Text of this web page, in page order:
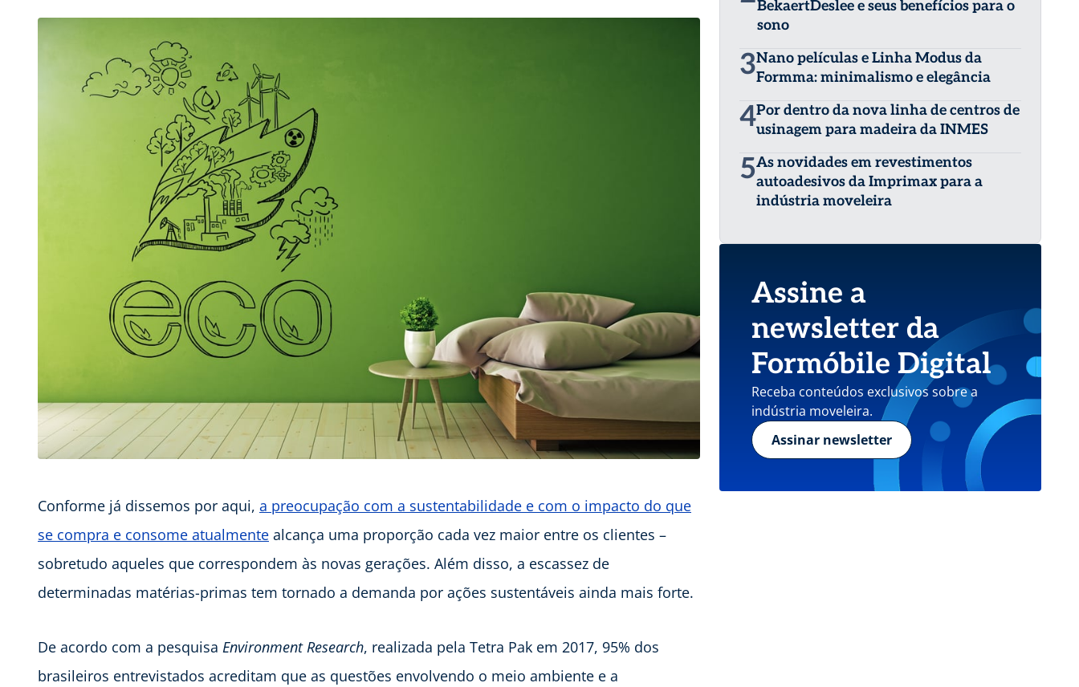
Conforme já dissemos por aqui, a preocupação com a sustentabilidade e com o impacto do que
se compra e consome atualmente alcança uma proporção cada vez maior entre os clientes –
sobretudo aqueles que correspondem às novas gerações. Além disso, a escassez de
determinadas matérias-primas tem tornado a demanda por ações sustentáveis ainda mais forte.
De acordo com a pesquisa Environment Research, realizada pela Tetra Pak em 2017, 95% dos
brasileiros entrevistados acreditam que as questões envolvendo o meio ambiente e a
BekaertDeslee e seus benefícios para o
sono
3Nano películas e Linha Modus da
Formma: minimalismo e elegância
4Por dentro da nova linha de centros de
usinagem para madeira da INMES
5As novidades em revestimentos
autoadesivos da Imprimax para a
indústria moveleira
Assine a
newsletter da
Formóbile Digital
Receba conteúdos exclusivos sobre a
indústria moveleira.
Assinar newsletter